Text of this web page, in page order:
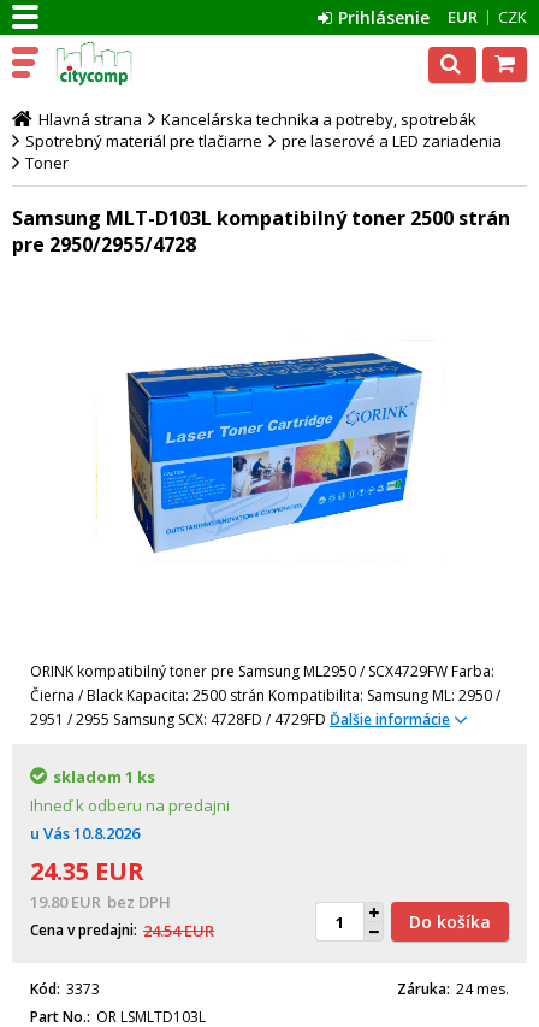
EUR CZK
Prihlásenie
Hlavná strana
Kancelárska technika a potreby, spotrebák
Spotrebný materiál pre tlačiarne
pre laserové a LED zariadenia
Toner
Samsung MLT-D103L kompatibilný toner 2500 strán
pre 2950/2955/4728
ORINK kompatibilný toner pre Samsung ML2950 / SCX4729FW Farba:
Čierna / Black Kapacita: 2500 strán Kompatibilita: Samsung ML: 2950 /
2951 / 2955 Samsung SCX: 4728FD / 4729FD Ďalšie informácie
skladom 1 ks
Ihneď k odberu na predajni
u Vás10.8.2026
24.35 EUR
19.80EUR bez DPH
Cena v predajni 24.54EUR Do košíka
Kód 3373
Part No. OR LSMLTD103L
Záruka 24 mes.